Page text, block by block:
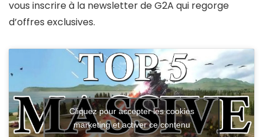
vous inscrire à la newsletter de G2A qui regorge
d’offres exclusives.
Cliquez pour accepter les cookies
marketing et activer ce contenu